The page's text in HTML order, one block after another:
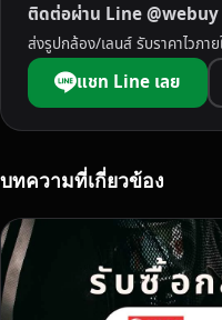
ติดต่อผ่าน Line @webuy
ส่งรูปกล้อง/เลนส์ รับราคาไวภา
แชท Line เลย
บทความที่เกี่ยวข้อง